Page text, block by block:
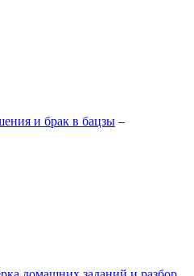
и брак в бацзы –